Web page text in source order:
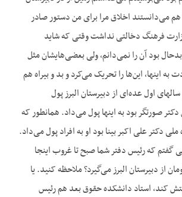
می‌دانستند اخلاق مرا برای من دستور صادر
فرهنگ دخالتی نداشت وقتی که شاید
بود آن را نمی‌دانم، ولی بعضی‌هایشان مثل
اینها، این‌ها را تحریک می‌کرد و بد‌ و بیراه هم
اول عده‌ای از دبیرستان البرز پول
صورتگر بود به اینها پول می‌داد. همانطور که
دکتر علی اکبر بینا بود او به افراد پول می‌داد.
گفتم که رئیس دفتر شما صبح تا غروب اینجا
از دبیرستان البرز می‌گیرد؟ ملاحظه کنید. یا
کند، استاد دانشکده حقوق بعد هم رئیس